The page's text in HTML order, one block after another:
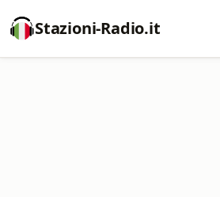
Stazioni-Radio.it